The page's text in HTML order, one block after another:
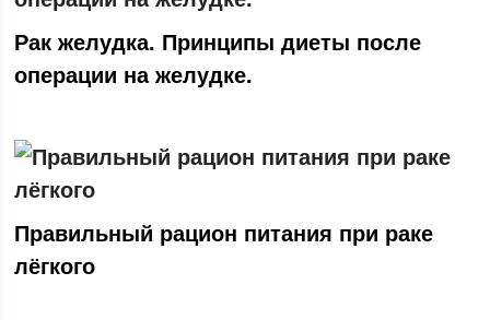
Рак желудка. Принципы диеты после
операции на желудке.
Правильный рацион питания при раке
лёгкого